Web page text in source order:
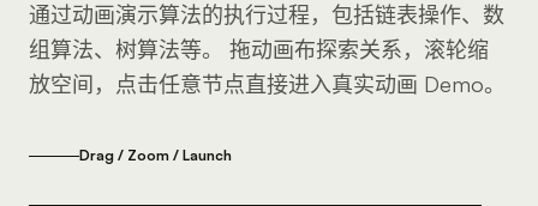
通过动画演示算法的执行过程，包括链表操作、数
组算法、树算法等。 拖动画布探索关系，滚轮缩
放空间，点击任意节点直接进入真实动画 Demo。
Drag / Zoom / Launch